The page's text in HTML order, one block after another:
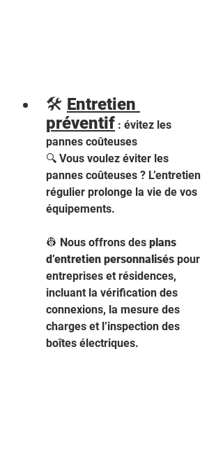
🛠️ Entretien
préventif : évitez les
pannes coûteuses
🔍 Vous voulez éviter les
pannes coûteuses ? L’entretien
régulier prolonge la vie de vos
équipements.
👷 Nous offrons des plans
d’entretien personnalisés pour
entreprises et résidences,
incluant la vérification des
connexions, la mesure des
charges et l’inspection des
boîtes électriques.